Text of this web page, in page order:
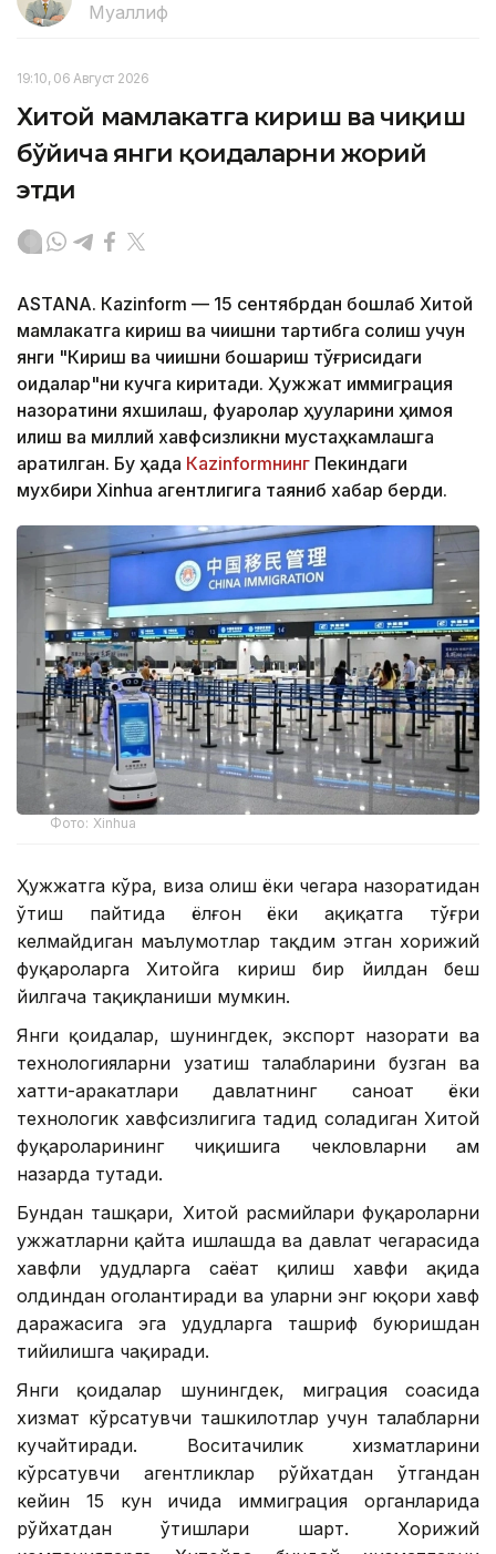
Муаллиф
19:10, 06 Август 2026
Хитой мамлакатга кириш ва чиқиш
бўйича янги қоидаларни жорий
этди
ASTANА. Кazinform — 15 сентябрдан бошлаб Хитой
мамлакатга кириш ва чиқишни тартибга солиш учун
янги "Кириш ва чиқишни бошқариш тўғрисидаги
қоидалар"ни кучга киритади. Ҳужжат иммиграция
назоратини яхшилаш, фуқаролар ҳуқуқларини ҳимоя
қилиш ва миллий хавфсизликни мустаҳкамлашга
қаратилган. Бу ҳақда Кazinformнинг Пекиндаги
мухбири Xinhua агентлигига таяниб хабар берди.
Фото: Xinhua
Ҳужжатга кўра, виза олиш ёки чегара назоратидан
ўтиш пайтида ёлғон ёки ҳақиқатга тўғри
келмайдиган маълумотлар тақдим этган хорижий
фуқароларга Хитойга кириш бир йилдан беш
йилгача тақиқланиши мумкин.
Янги қоидалар, шунингдек, экспорт назорати ва
технологияларни узатиш талабларини бузган ва
хатти-ҳаракатлари давлатнинг саноат ёки
технологик хавфсизлигига таҳдид соладиган Хитой
фуқароларининг чиқишига чекловларни ҳам
назарда тутади.
Бундан ташқари, Хитой расмийлари фуқароларни
ҳужжатларни қайта ишлашда ва давлат чегарасида
хавфли ҳудудларга саёҳат қилиш хавфи ҳақида
олдиндан огоҳлантиради ва уларни энг юқори хавф
даражасига эга ҳудудларга ташриф буюришдан
тийилишга чақиради.
Янги қоидалар шунингдек, миграция соҳасида
хизмат кўрсатувчи ташкилотлар учун талабларни
кучайтиради. Воситачилик хизматларини
кўрсатувчи агентликлар рўйхатдан ўтгандан
кейин 15 кун ичида иммиграция органларида
рўйхатдан ўтишлари шарт. Хорижий